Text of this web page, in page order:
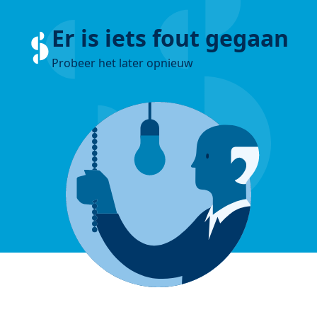
Er is iets fout gegaan
Probeer het later opnieuw